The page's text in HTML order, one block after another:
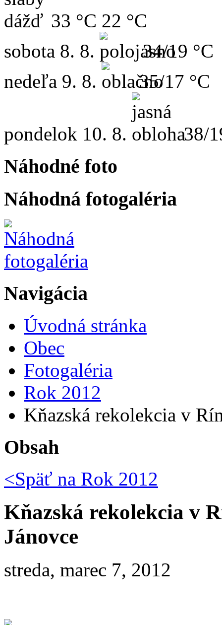
33 °C 22 °C
sobota 8. 8.
34/19 °C
nedeľa 9. 8. 35/17 °C
pondelok 10. 8. 38/
Náhodné foto
Náhodná fotogaléria
Navigácia
Úvodná stránka
Obec
Fotogaléria
Rok 2012
Kňazská rekolekcia v
Obsah
<Späť na Rok 2012
Kňazská rekolekcia v
Jánovce
streda, marec 7, 2012